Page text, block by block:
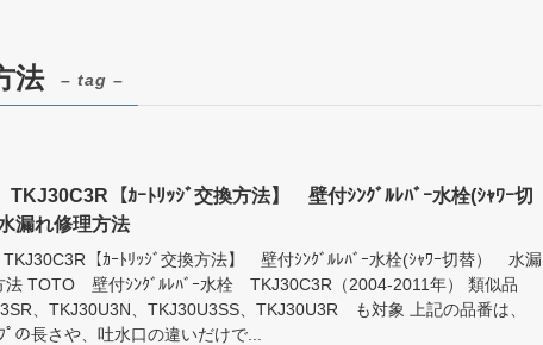
法 – tag –
【ｶｰﾄﾘｯｼﾞ交換方法】 壁付ｼﾝｸﾞﾙﾚﾊﾞｰ水栓(ｼｬﾜｰ切
漏れ修理方法
【ｶｰﾄﾘｯｼﾞ交換方法】 壁付ｼﾝｸﾞﾙﾚﾊﾞｰ水栓(ｼｬﾜｰ切替） 水漏
法 TOTO 壁付ｼﾝｸﾞﾙﾚﾊﾞｰ水栓 TKJ30C3R（2004-2011年） 類似品
、TKJ30U3N、TKJ30U3SS、TKJ30U3R も対象 上記の品番は、
ﾟの長さや、吐水口の違いだけで...